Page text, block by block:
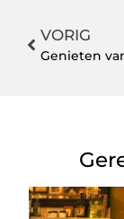
VORIG